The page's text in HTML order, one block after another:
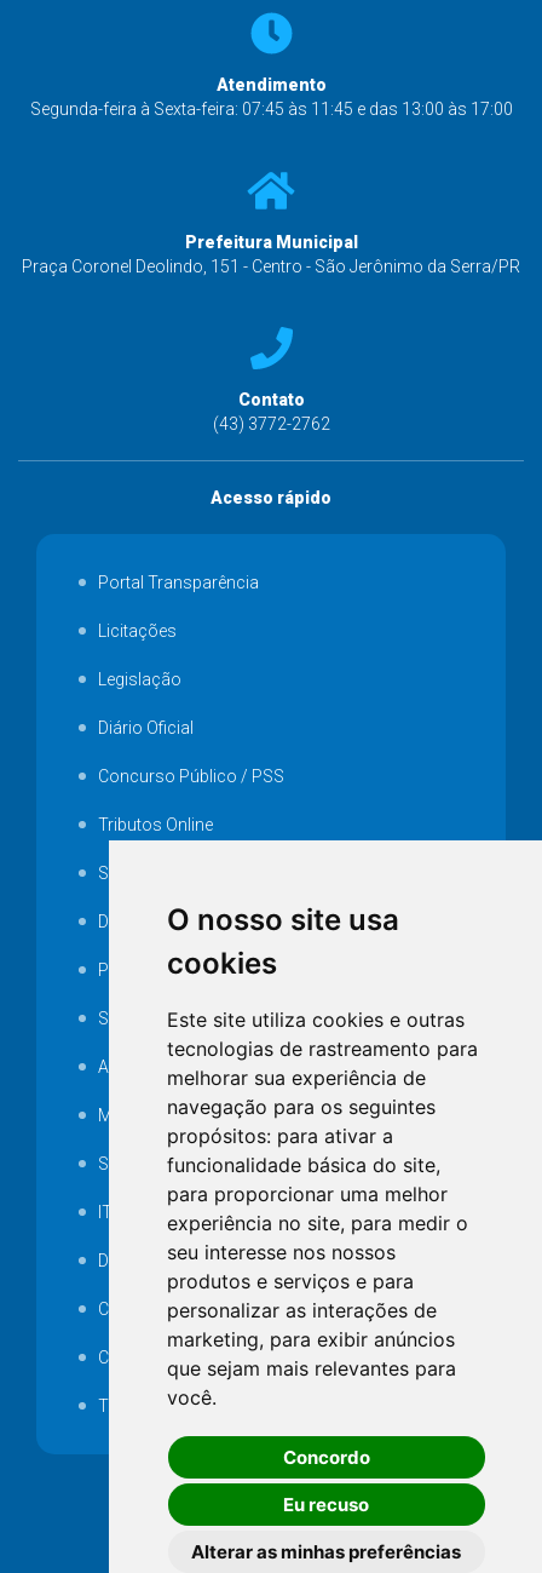
O nosso site usa
cookies
Este site utiliza cookies e outras
tecnologias de rastreamento para
melhorar sua experiência de
navegação para os seguintes
propósitos: para ativar a
funcionalidade básica do site,
para proporcionar uma melhor
experiência no site, para medir o
seu interesse nos nossos
produtos e serviços e para
personalizar as interações de
marketing, para exibir anúncios
que sejam mais relevantes para
você.
Concordo
Eu recuso
Alterar as minhas preferências
Atendimento
Segunda-feira à Sexta-feira: 07:45 às 11:45 e das 13:00 às 17:00
Prefeitura Municipal
Praça Coronel Deolindo, 151 - Centro - São Jerônimo da Serra/PR
Contato
(43) 3772-2762
Acesso rápido
Portal Transparência
Licitações
Legislação
Diário Oficial
Concurso Público / PSS
Tributos Online
Serviços ISS-E
Decretos
Portarias
SAMAE
Audiência pública
MANUTENÇÃO DE ILUMINAÇÃO PÚBLICA
Serviços Técnicos TI
ITR
Desapropriações
Catalogo Eletrônico de Padronização
Consórcios Municipais
Telefones Úteis